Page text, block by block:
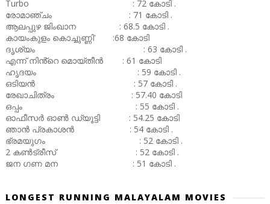
Turbo : 72 കോടി .
രോമാഞ്ചം : 71 കോടി .
ആലപ്പുഴ ജിംഖാന : 68.5 കോടി .
കായംകുളം കൊച്ചുണ്ണി' :68 കോടി
ദൃശ്യം : 63 കോടി .
എന്ന് നിൻ്റെ മൊയ്തീൻ : 61 കോടി
ഹൃദയം : 59 കോടി .
ഒടിയൻ : 57 കോടി .
രേഖാചിത്രം : 57.40 കോടി
ഒപ്പം : 55 കോടി .
ഓഫീസർ ഓൺ ഡ്യൂട്ടി : 54.25 കോടി
ഞാൻ പ്രകാശൻ : 54 കോടി .
ഭ്രമയുഗം : 52 കോടി .
2 കൺട്രീസ് : 52 കോടി .
ജന ഗണ മന : 51 കോടി .
LONGEST RUNNING MALAYALAM MOVIES